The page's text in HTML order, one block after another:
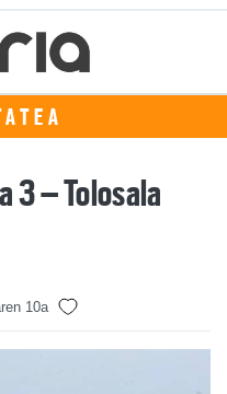
3 – Tolosala
10a